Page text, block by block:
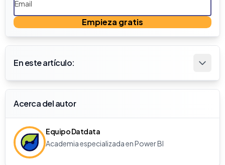
Empieza gratis
En este artículo:
Acerca del autor
Equipo Datdata
Academia especializada en Power BI